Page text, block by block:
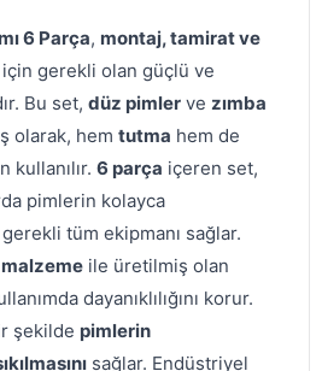
6 Parça, montaj, tamirat ve
için gerekli olan güçlü ve
Bu set, düz pimler ve zımba
olarak, hem tutma hem de
kullanılır. 6 parça içeren set,
pimlerin kolayca
tüm ekipmanı sağlar.
ile üretilmiş olan
dayanıklılığını korur.
şekilde pimlerin
sağlar. Endüstriyel